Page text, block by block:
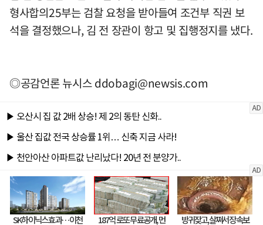
형사합의25부는 검찰 요청을 받아들여 조건부 직권 보
석을 결정했으나, 김 전 장관이 항고 및 집행정지를 냈다.
◎공감언론 뉴시스ddobagi@newsis.com